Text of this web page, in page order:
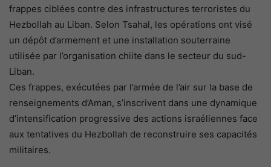
frappes ciblées contre des infrastructures terroristes du
Hezbollah au Liban. Selon Tsahal, les opérations ont visé
un dépôt d’armement et une installation souterraine
utilisée par l’organisation chiite dans le secteur du sud-
Liban.
Ces frappes, exécutées par l’armée de l’air sur la base de
renseignements d’Aman, s’inscrivent dans une dynamique
d’intensification progressive des actions israéliennes face
aux tentatives du Hezbollah de reconstruire ses capacités
militaires.